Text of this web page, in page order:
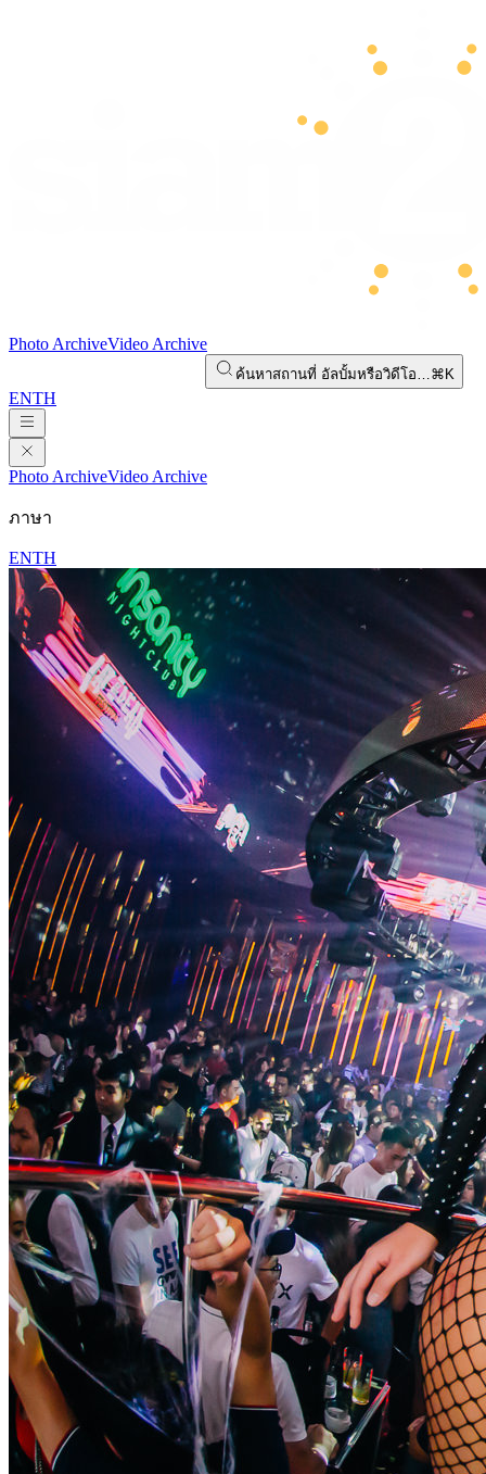
Photo ArchiveVideo Archive
ค้นหาสถานที่ อัลบั้มหรือวิดีโอ…⌘K
ENTH
Photo ArchiveVideo Archive
ภาษา
ENTH